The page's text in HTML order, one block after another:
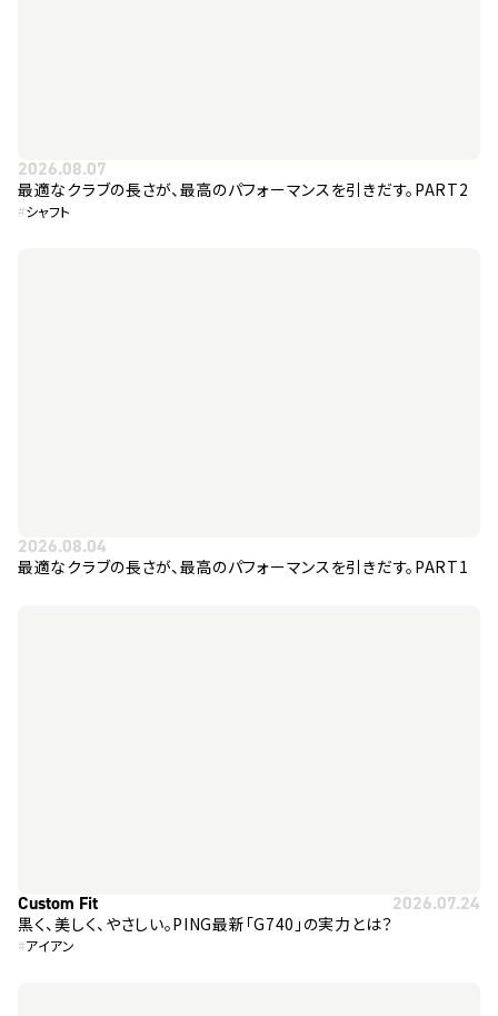
2026.08.07
最適なクラブの長さが、最高のパフォーマンスを引きだす。PART2
#シャフト
2026.08.04
最適なクラブの長さが、最高のパフォーマンスを引きだす。PART1
Custom Fit 2026.07.24
黒く、美しく、やさしい。PING最新「G740」の実力とは？
#アイアン